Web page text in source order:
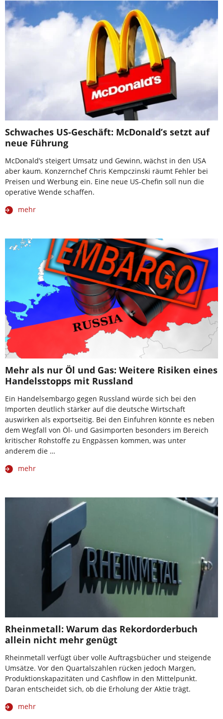
Schwaches US-Geschäft: McDonald’s setzt auf
neue Führung
McDonald’s steigert Umsatz und Gewinn, wächst in den USA
aber kaum. Konzernchef Chris Kempczinski räumt Fehler bei
Preisen und Werbung ein. Eine neue US-Chefin soll nun die
operative Wende schaffen.
mehr
Mehr als nur Öl und Gas: Weitere Risiken eines
Handelsstopps mit Russland
Ein Handelsembargo gegen Russland würde sich bei den
Importen deutlich stärker auf die deutsche Wirtschaft
auswirken als exportseitig. Bei den Einfuhren könnte es neben
dem Wegfall von Öl- und Gasimporten besonders im Bereich
kritischer Rohstoffe zu Engpässen kommen, was unter
anderem die …
mehr
Rheinmetall: Warum das Rekordorderbuch
allein nicht mehr genügt
Rheinmetall verfügt über volle Auftragsbücher und steigende
Umsätze. Vor den Quartalszahlen rücken jedoch Margen,
Produktionskapazitäten und Cashflow in den Mittelpunkt.
Daran entscheidet sich, ob die Erholung der Aktie trägt.
mehr